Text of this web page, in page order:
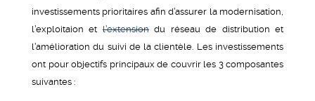
investissements prioritaires afin d’assurer la modernisation,
l’exploitaion etl’extensiondu réseau de distribution et
l’amélioration du suivi de la clientèle. Les investissements
ont pour objectifs principaux de couvrir les 3 composantes
suivantes :